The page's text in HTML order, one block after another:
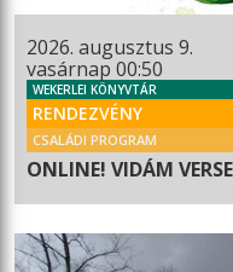
2026. augusztus 9.
vasárnap 00:50
WEKERLEI KÖNYVTÁR
RENDEZVÉNY
CSALÁDI PROGRAM
ONLINE! VIDÁM